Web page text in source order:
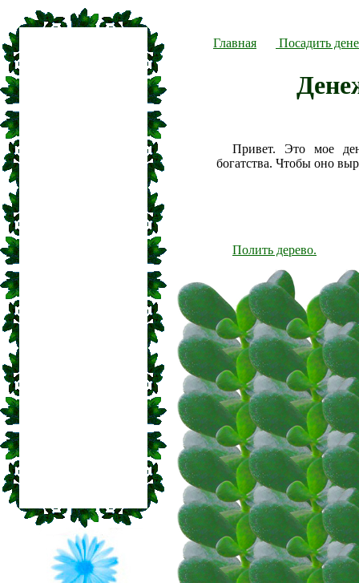
Главная Посадить
Привет. Это мое
богатства. Чтобы оно
Полить дерево.